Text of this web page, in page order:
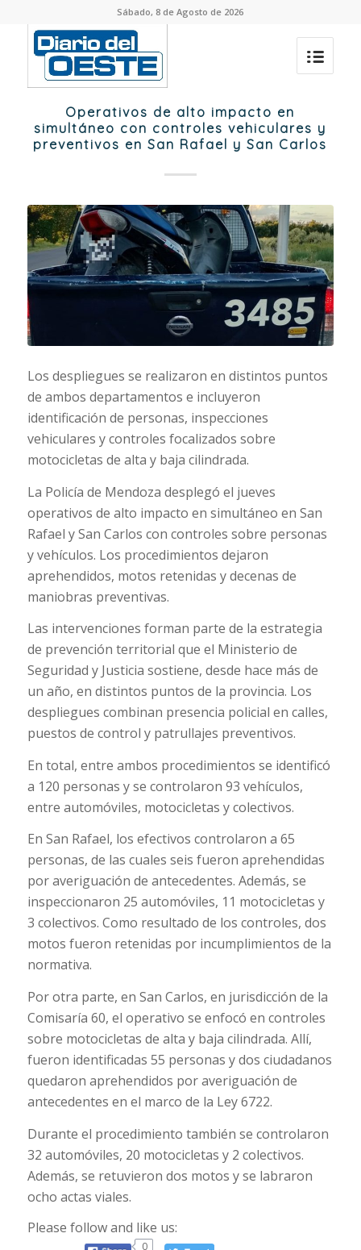
Sábado, 8 de Agosto de 2026
Operativos de alto impacto en
simultáneo con controles vehiculares y
preventivos en San Rafael y San Carlos
Los despliegues se realizaron en distintos puntos
de ambos departamentos e incluyeron
identificación de personas, inspecciones
vehiculares y controles focalizados sobre
motocicletas de alta y baja cilindrada.
La Policía de Mendoza desplegó el jueves
operativos de alto impacto en simultáneo en San
Rafael y San Carlos con controles sobre personas
y vehículos. Los procedimientos dejaron
aprehendidos, motos retenidas y decenas de
maniobras preventivas.
Las intervenciones forman parte de la estrategia
de prevención territorial que el Ministerio de
Seguridad y Justicia sostiene, desde hace más de
un año, en distintos puntos de la provincia. Los
despliegues combinan presencia policial en calles,
puestos de control y patrullajes preventivos.
En total, entre ambos procedimientos se identificó
a 120 personas y se controlaron 93 vehículos,
entre automóviles, motocicletas y colectivos.
En San Rafael, los efectivos controlaron a 65
personas, de las cuales seis fueron aprehendidas
por averiguación de antecedentes. Además, se
inspeccionaron 25 automóviles, 11 motocicletas y
3 colectivos. Como resultado de los controles, dos
motos fueron retenidas por incumplimientos de la
normativa.
Por otra parte, en San Carlos, en jurisdicción de la
Comisaría 60, el operativo se enfocó en controles
sobre motocicletas de alta y baja cilindrada. Allí,
fueron identificadas 55 personas y dos ciudadanos
quedaron aprehendidos por averiguación de
antecedentes en el marco de la Ley 6722.
Durante el procedimiento también se controlaron
32 automóviles, 20 motocicletas y 2 colectivos.
Además, se retuvieron dos motos y se labraron
ocho actas viales.
Please follow and like us:
0